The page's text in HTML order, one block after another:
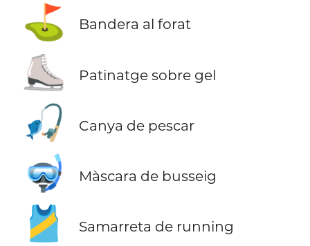
⛳ Bandera al forat
⛸️ Patinatge sobre gel
🎣 Canya de pescar
🤿 Màscara de busseig
🎽 Samarreta de running